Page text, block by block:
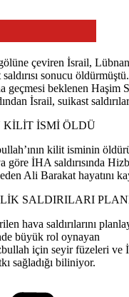
çeviren İsrail,
sonucu
geçmesi beklenen Haşim
İsrail, suikast
KİLİT İSMİ ÖLDÜ
kilit isminin
göre İHA saldırısında
Ali Barakat hayatını
SALDIRILARI
hava saldırılarını
büyük rol oynayan
için seyir füzeleri ve
sağladığı biliniyor.